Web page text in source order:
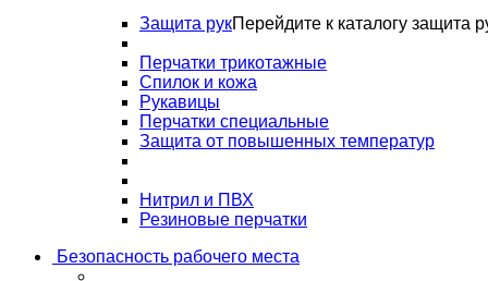
Защита рукПерейдите к каталогу защита
Перчатки трикотажные
Спилок и кожа
Рукавицы
Перчатки специальные
Защита от повышенных температур
Нитрил и ПВХ
Резиновые перчатки
Безопасность рабочего места